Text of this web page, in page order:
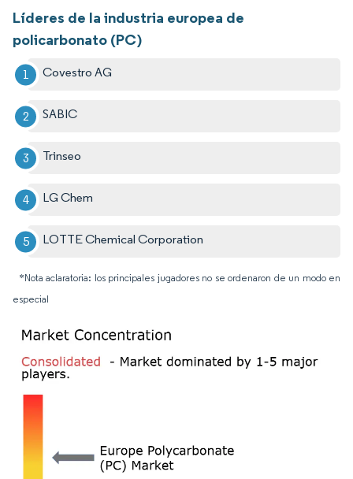
Líderes de la industria europea de
policarbonato (PC)
Covestro AG
SABIC
Trinseo
LG Chem
LOTTE Chemical Corporation
*Nota aclaratoria: los principales jugadores no se ordenaron de un modo en
especial